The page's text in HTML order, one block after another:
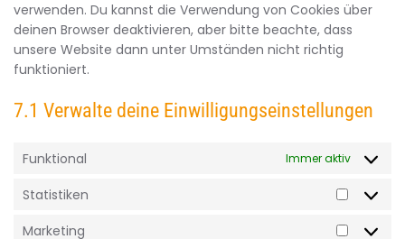
verwenden. Du kannst die Verwendung von Cookies über
deinen Browser deaktivieren, aber bitte beachte, dass
unsere Website dann unter Umständen nicht richtig
funktioniert.
7.1 Verwalte deine Einwilligungseinstellungen
Funktional Immer aktiv
Statistiken
Marketing